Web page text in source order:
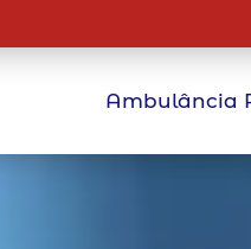
Ambulância